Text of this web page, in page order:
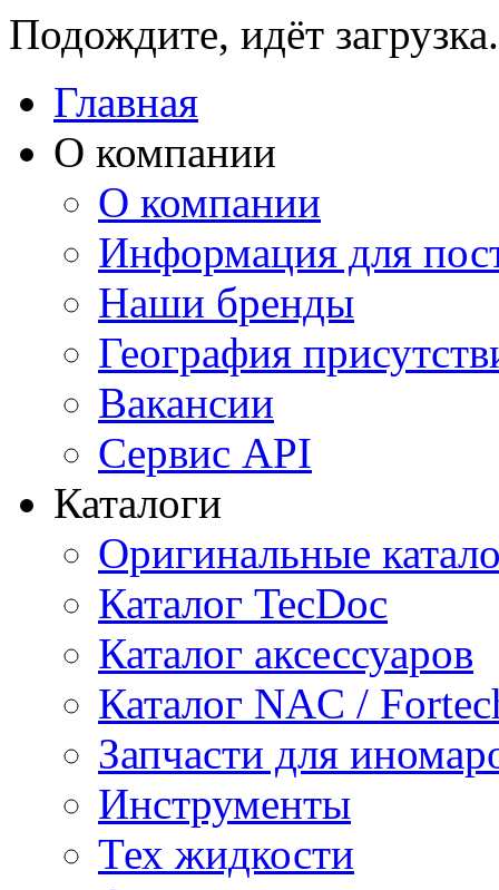
Подождите, идёт
Главная
О компании
О компании
Информация для
Наши бренды
География
Вакансии
Сервис API
Каталоги
Оригинальные
Каталог TecDoc
Каталог аксессуаров
Каталог NAC /
Запчасти для
Инструменты
Тех жидкости